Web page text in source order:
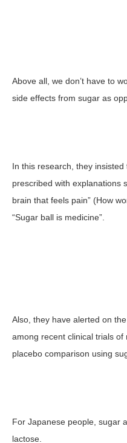
Above all, we don’t have to
side effects from sugar as
In this research, they
prescribed with explanations
brain that feels pain” (How
“Sugar ball is medicine”.
Also, they have alerted on
among recent clinical trials of
placebo comparison using
For Japanese people, sugar
lactose.